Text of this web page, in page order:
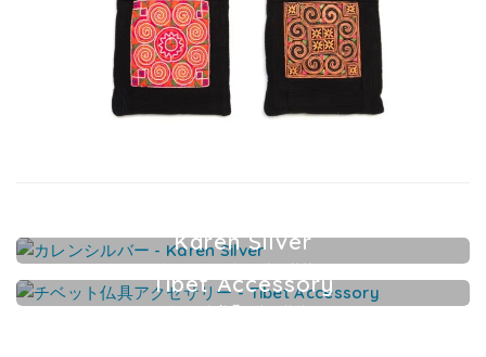
Karen Silver
カレンシルバーアクセサリー
Tibet Accessory
チベット仏具アクセサリー